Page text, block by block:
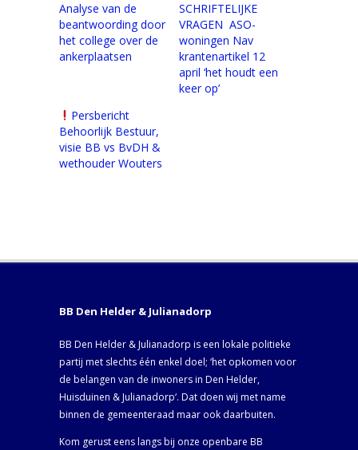
Analyse van de
beantwoording door
het college over de
ankerplaatsen
SCHRIFTELIJKE
VRAGEN ASO-
woningen Nav
krantenartikel 12
april ‘het houdt een
keer op’
Persbericht
Behoorlijk Bestuur,
visie BB vs BvDH &
wethouder Wouters
BB Den Helder & Julianadorp
BB Den Helder & Julianadorp is een lokale politieke
partij met slechts één enkel doel; ‘het opkomen voor
de belangen van de inwoners in Den Helder,
Huisduinen & Julianadorp‘. Dat doen wij met name
binnen de gemeenteraad maar ook daarbuiten.
Kom gerust eens langs bij onze openbare BB